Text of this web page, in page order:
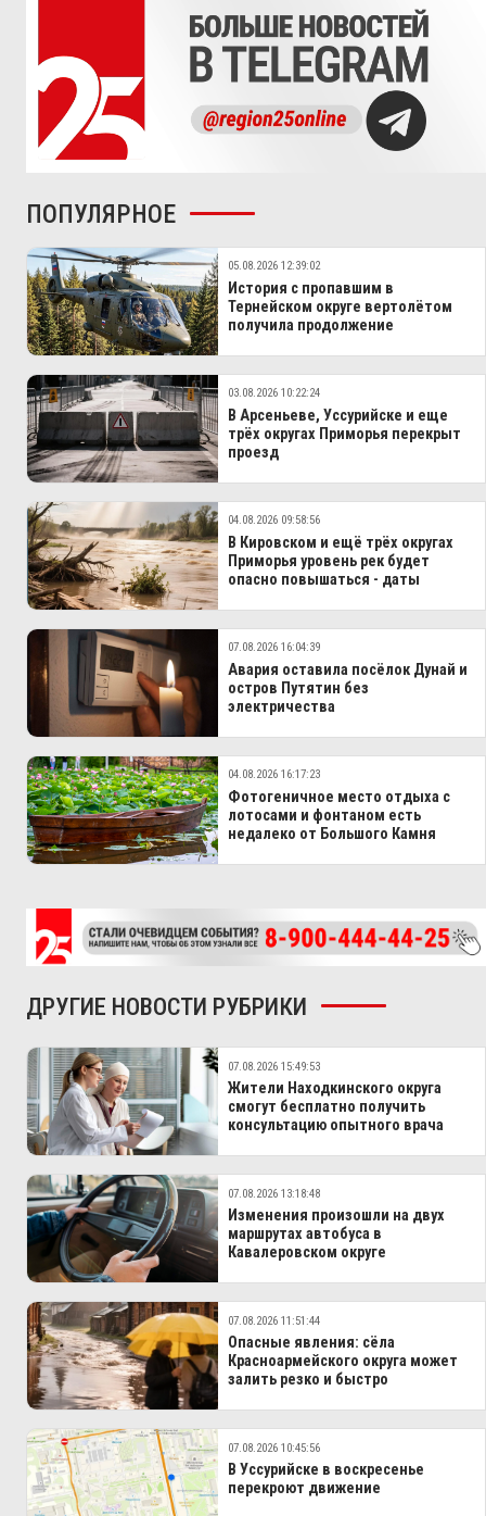
ПОПУЛЯРНОЕ
05.08.2026 12:39:02
История с пропавшим в
Тернейском округе вертолётом
получила продолжение
03.08.2026 10:22:24
В Арсеньеве, Уссурийске и еще
трёх округах Приморья перекрыт
проезд
04.08.2026 09:58:56
В Кировском и ещё трёх округах
Приморья уровень рек будет
опасно повышаться - даты
07.08.2026 16:04:39
Авария оставила посёлок Дунай и
остров Путятин без
электричества
04.08.2026 16:17:23
Фотогеничное место отдыха с
лотосами и фонтаном есть
недалеко от Большого Камня
ДРУГИЕ НОВОСТИ РУБРИКИ
07.08.2026 15:49:53
Жители Находкинского округа
смогут бесплатно получить
консультацию опытного врача
07.08.2026 13:18:48
Изменения произошли на двух
маршрутах автобуса в
Кавалеровском округе
07.08.2026 11:51:44
Опасные явления: сёла
Красноармейского округа может
залить резко и быстро
07.08.2026 10:45:56
В Уссурийске в воскресенье
перекроют движение